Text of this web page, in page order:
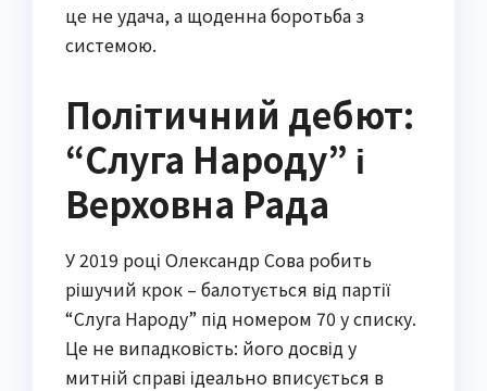
це не удача, а щоденна боротьба з
системою.
Політичний дебют:
“Слуга Народу” і
Верховна Рада
У 2019 році Олександр Сова робить
рішучий крок – балотується від партії
“Слуга Народу” під номером 70 у списку.
Це не випадковість: його досвід у
митній справі ідеально вписується в